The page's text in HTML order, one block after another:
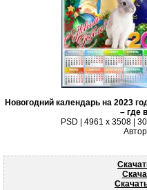
Новогодний календарь на 2023
– где
PSD | 4961 х 3508 |